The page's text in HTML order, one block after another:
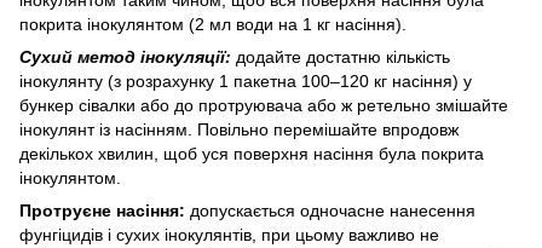
покрита інокулянтом (2 мл води на 1 кг насіння).
Сухий метод інокуляції: додайте достатню кількість
інокулянту (з розрахунку 1 пакетна 100–120 кг насіння) у
бункер сівалки або до протруювача або ж ретельно змішайте
інокулянт із насінням. Повільно перемішайте впродовж
декількох хвилин, щоб уся поверхня насіння була покрита
інокулянтом.
Протруєне насіння: допускається одночасне нанесення
фунгіцидів і сухих інокулянтів, при цьому важливо не